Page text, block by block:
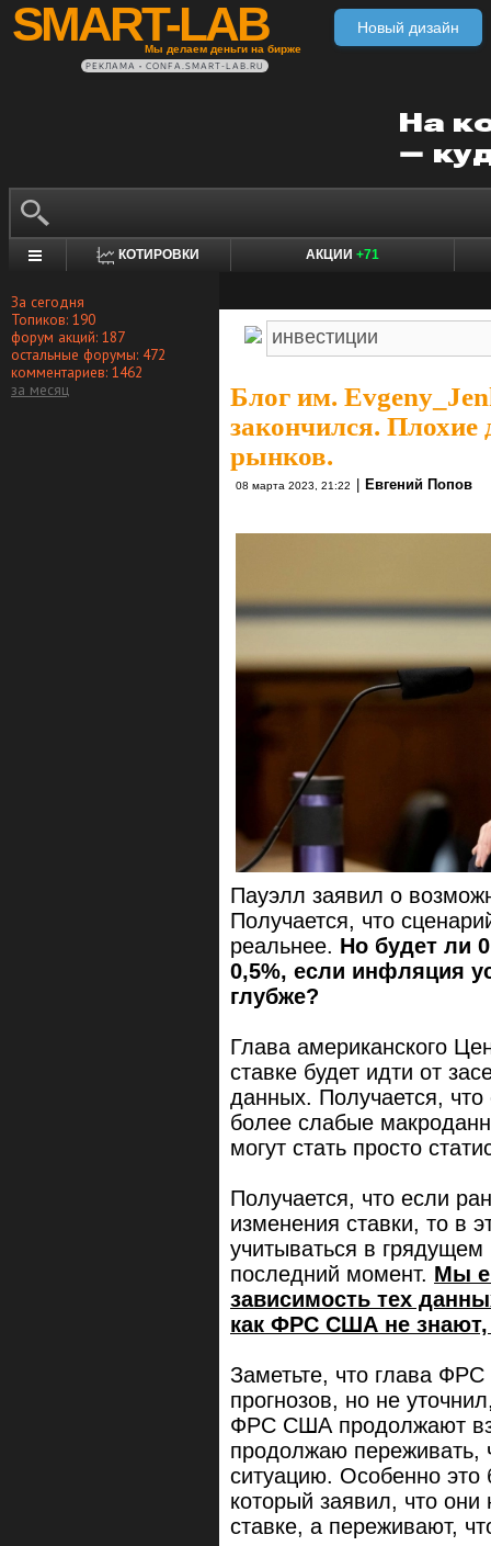
SMART-LAB
Мы делаем деньги на бирже
Новый дизайн
РЕКЛАМА • CONFA.SMART-LAB.RU
КОТИРОВКИ АКЦИИ +71
За сегодня
Топиков: 190
форум акций: 187
остальные форумы: 472
комментариев: 1462
за месяц
Блог им.
закончился. Плохие
рынков.
08 марта 2023, 21:22 Евгений Попов
Пауэлл заявил о
Получается, что
реальнее. Но будет ли
0,5%, если инфляция
глубже?
Глава американского
ставке будет идти от
данных. Получается,
более слабые
могут стать просто
Получается, что если
изменения ставки, то в
учитываться в
последний момент. Мы
зависимость тех
как ФРС США не знают,
Заметьте, что глава
прогнозов, но не
ФРС США продолжают
продолжаю переживать,
ситуацию. Особенно
который заявил, что
ставке, а переживают,